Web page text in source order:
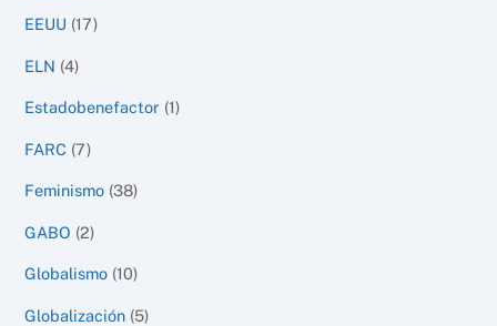
EEUU (17)
ELN (4)
Estadobenefactor (1)
FARC (7)
Feminismo (38)
GABO (2)
Globalismo (10)
Globalización (5)